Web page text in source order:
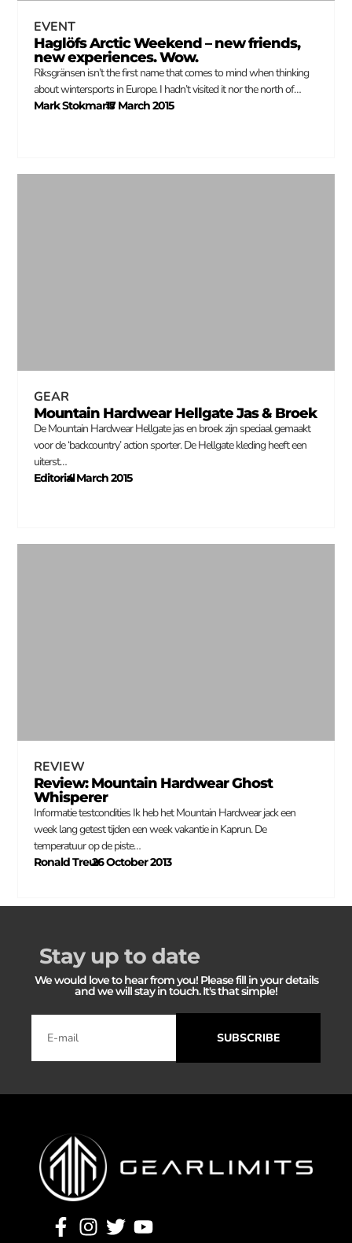
EVENT
Haglöfs Arctic Weekend – new friends,
new experiences. Wow.
Riksgränsen isn’t the first name that comes to mind when thinking
about wintersports in Europe. I hadn’t visited it nor the north of…
Mark Stokmans
–
17 March 2015
GEAR
Mountain Hardwear Hellgate Jas & Broek
De Mountain Hardwear Hellgate jas en broek zijn speciaal gemaakt
voor de ‘backcountry’ action sporter. De Hellgate kleding heeft een
uiterst…
Editorial
–
4 March 2015
REVIEW
Review: Mountain Hardwear Ghost
Whisperer
Informatie testcondities Ik heb het Mountain Hardwear jack een
week lang getest tijden een week vakantie in Kaprun. De
temperatuur op de piste…
Ronald Treur
–
26 October 2013
Stay up to date
We would love to hear from you! Please fill in your details
and we will stay in touch. It's that simple!
SUBSCRIBE